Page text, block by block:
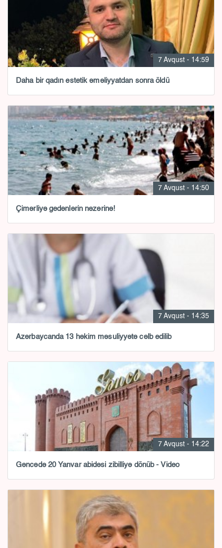
7 Avqust - 14:59
Daha bir qadın estetik əməliyyatdan sonra öldü
7 Avqust - 14:50
Çimərliyə gedənlərin nəzərinə!
7 Avqust - 14:35
Azərbaycanda 13 həkim məsuliyyətə cəlb edilib
7 Avqust - 14:22
Gəncədə 20 Yanvar abidəsi zibilliyə dönüb - Video